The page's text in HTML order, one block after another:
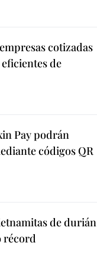
cotizadas
de
Pay podrán
códigos QR
de durián
récord